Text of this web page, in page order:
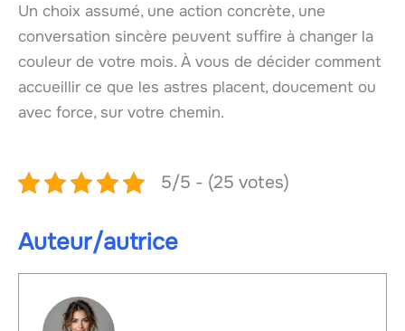
Un choix assumé, une action concrète, une
conversation sincère peuvent suffire à changer la
couleur de votre mois. À vous de décider comment
accueillir ce que les astres placent, doucement ou
avec force, sur votre chemin.
5/5 - (25 votes)
Auteur/autrice